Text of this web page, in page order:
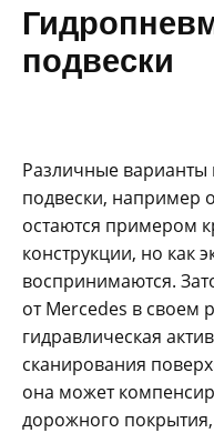
подвески
Различные варианты
подвески, например
остаются примером
конструкции, но как
воспринимаются.
от Mercedes в своем
гидравлическая
сканирования
она может
дорожного